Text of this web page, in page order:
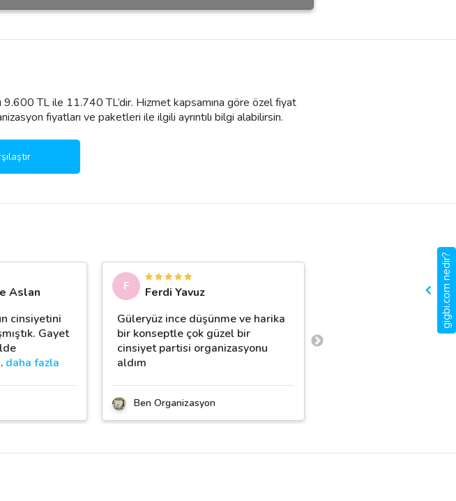
9.600 TL ile 11.740 TL’dir. Hizmet kapsamına göre özel fiyat
fiyatları ve paketleri ile ilgili ayrıntılı bilgi alabilirsin.
Aslan
cinsiyetini
Gayet
daha fazla
F
Ferdi Yavuz
Güleryüz ince düşünme ve harika
bir konseptle çok güzel bir
cinsiyet partisi organizasyonu
aldım
Ben Organizasyon
Güvenle tercih
cinsiyet partimde
gigbi.com nedir?